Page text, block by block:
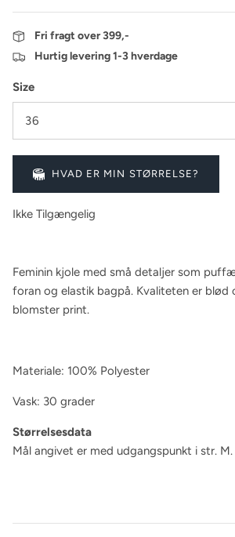
Fri fragt over 399,-
Hurtig levering 1-3 hverdage
Size
36
HVAD ER MIN STØRRELSE?
Ikke Tilgængelig
Feminin kjole med små detaljer som
foran og elastik bagpå. Kvaliteten er blød
blomster print.
Materiale: 100% Polyester
Vask: 30 grader
Størrelsesdata
Mål angivet er med udgangspunkt i str. M.